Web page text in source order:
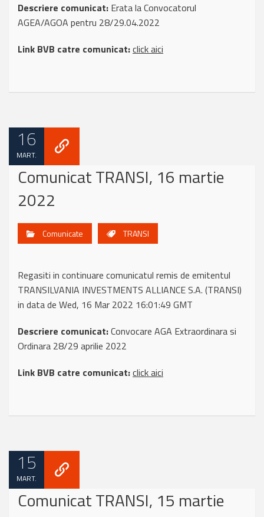
Descriere comunicat: Erata la Convocatorul
AGEA/AGOA pentru 28/29.04.2022
Link BVB catre comunicat:click aici
16
MART.
Comunicat TRANSI, 16 martie
2022
Comunicate TRANSI
Regasiti in continuare comunicatul remis de emitentul
TRANSILVANIA INVESTMENTS ALLIANCE S.A. (TRANSI)
in data de Wed, 16 Mar 2022 16:01:49 GMT
Descriere comunicat:Convocare AGA Extraordinara si
Ordinara 28/29 aprilie 2022
Link BVB catre comunicat:click aici
15
MART.
Comunicat TRANSI, 15 martie